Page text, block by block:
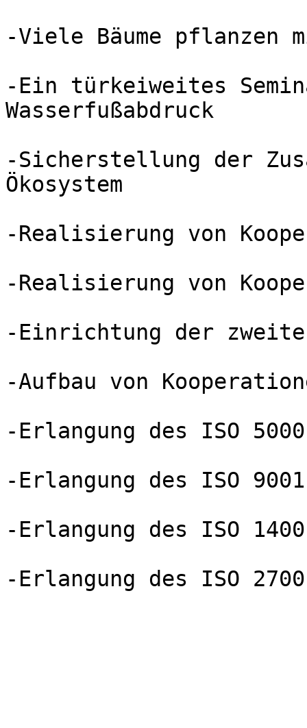
-Viele Bäume pflanzen
-Ein türkeiweites
Wasserfußabdruck
-Sicherstellung der
Ökosystem
-Realisierung von
-Realisierung von
-Einrichtung der
-Aufbau von
-Erlangung des ISO
-Erlangung des ISO
-Erlangung des ISO